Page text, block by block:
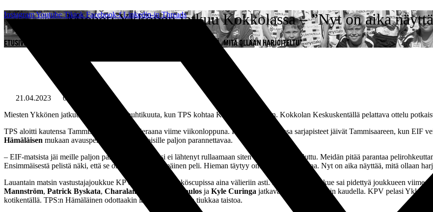
Mene
sisältöön
InstagramYoutube Tiktok Facebook-f Linkedin-in Threads
Miehet: Ykkönen jatkuu Kokkolassa – ”Nyt on aika
ETUSIVU MIEHET: YKKÖNEN JATKUU KOKKOLASSA – ”NYT ON AIKA NÄYTTÄÄ, MITÄ OLLAAN HARJOITELTU”
21.04.2023
08:30
Miesten Ykkönen jatkuu lauantaina 22. huhtikuuta, kun TPS kohtaa Kokkolassa KPV:n. Kokkolan Keskuskentällä pelattava ottelu
TPS aloitti kautensa Tammisaaressa EIF:n vieraana viime viikonloppuna. Kauden avauksessa sarjapisteet jäivät Tammisaareen, kun EIF
Hämäläisen mukaan avauspeli jätti mustavalkoisille paljon parannettavaa.
– EIF-matsista jäi meille paljon parannettavaa. Matsi ei lähtenyt rullaamaan siten kuin oltaisiin haluttu. Meidän pitää parantaa
Ensimmäisestä pelistä näki, että se oli kauden ensimmäinen peli. Hieman täytyy omaa peliä rauhoittaa. Nyt on aika näyttää, mitä ollaan
Lauantain matsin vastustajajoukkue KPV eteni talven Ykköscupissa aina välieriin asti. Kokkolalaisjoukkue sai pidettyä joukkueen viime
Mannström, Patrick Byskata, Charalampos Chantzopoulos ja Kyle Curinga jatkavat KPV:ssä tälläkin kaudella. KPV pelasi Ykkösen
kotikentällä. TPS:n Hämäläinen odottaakin lauantain ottelusta tiukkaa taistoa.